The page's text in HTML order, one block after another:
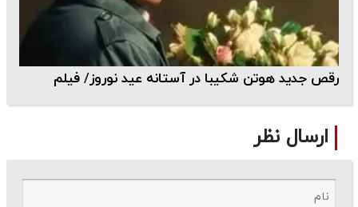
رقص جدید هوتن شکیبا در آستانه عید نوروز/ فیلم
ارسال نظر